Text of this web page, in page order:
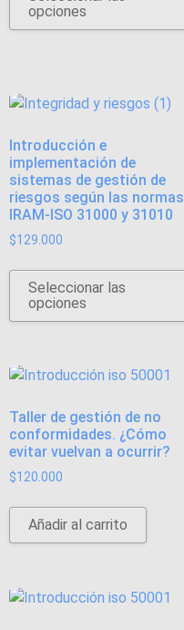
opciones
Introducción e
implementación de
sistemas de gestión de
riesgos según las normas
IRAM-ISO 31000 y 31010
$129.000
Seleccionar las
opciones
Taller de gestión de no
conformidades. ¿Cómo
evitar vuelvan a ocurrir?
$120.000
Añadir al carrito